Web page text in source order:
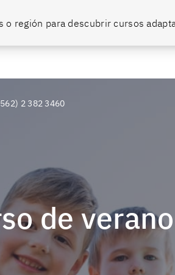
o región para descubrir cursos
2 382 3460
de